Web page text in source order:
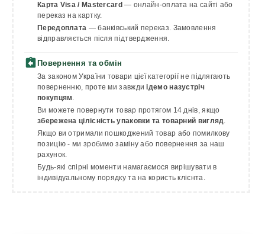
Карта Visa / Mastercard — онлайн-оплата на сайті або
переказ на картку.
Передоплата — банківський переказ. Замовлення
відправляється після підтвердження.
assignment_return Повернення та обмін
За законом України товари цієї категорії не підлягають
поверненню, проте ми завждиідемо назустріч
покупцям.
Ви можете повернути товар протягом 14 днів, якщо
збережена цілісність упаковки та товарний вигляд.
Якщо ви отримали пошкоджений товар або помилкову
позицію - ми зробимо заміну або повернення за наш
рахунок.
Будь-які спірні моменти намагаємося вирішувати в
індивідуальному порядку та на користь клієнта.